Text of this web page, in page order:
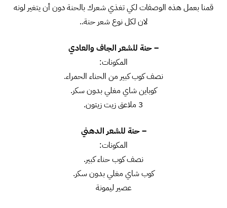
قمنا بعمل هذه الوصفات لكي تغذي شعرك بالحنة دون أن يتغير لونه
لان لكل نوع شعر حنة..
– حنة للشعر الجاف والعادي
المكونات:
نصف كوب كبير من الحناء الحمراء.
كوباين شاي مغلي بدون سكر.
3 ملاعق زيت زيتون.
– حنة للشعر الدهني
المكونات:
نصف كوب حناء كبير.
كوب شاي مغلي بدون سكر.
عصير ليمونة